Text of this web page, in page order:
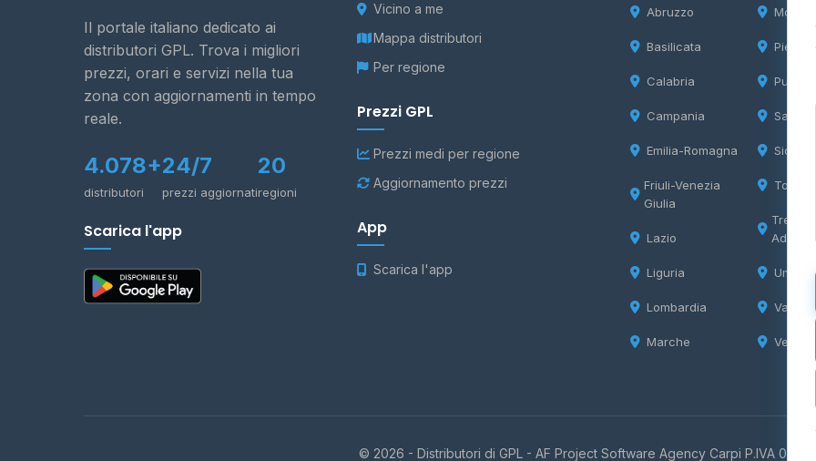
Il portale italiano dedicato ai
distributori GPL. Trova i migliori
prezzi, orari e servizi nella tua
zona con aggiornamenti in tempo
reale.
4.078+
distributori
24/7
prezzi aggiornati
20
regioni
Scarica l'app
Vicino a me
Mappa distributori
Per regione
Prezzi GPL
Prezzi medi per regione
Aggiornamento prezzi
App
Scarica l'app
Abruzzo
Basilicata
Calabria
Campania
Emilia-Romagna
Friuli-Venezia
Giulia
Lazio
Liguria
Lombardia
Marche
Molise
Puglia
Sicilia
Toscana
Adige
Umbria
Valle
Veneto
© 2026 - Distributori di GPL - AF Project Software Agency Carpi P.IVA